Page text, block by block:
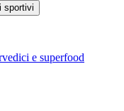
e superfood